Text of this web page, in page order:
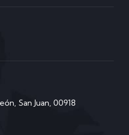
San Juan, 00918